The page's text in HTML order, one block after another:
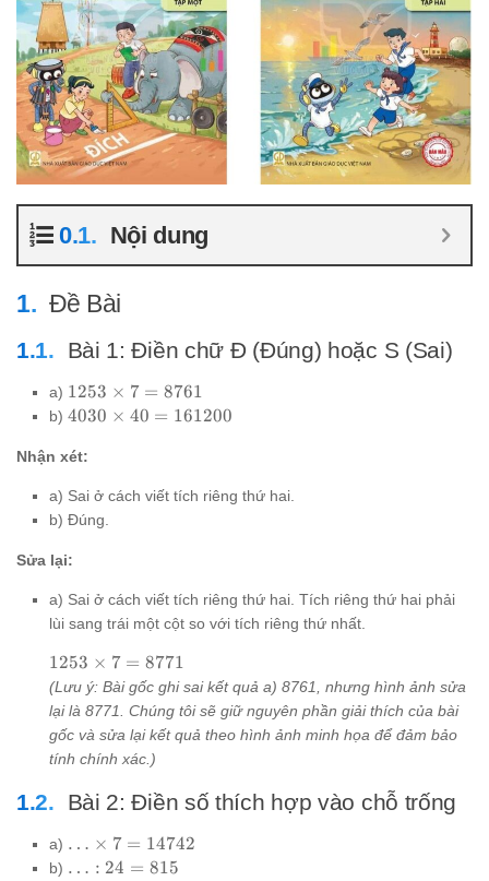
Nội dung
Đề Bài
Bài 1: Điền chữ Đ (Đúng) hoặc S (Sai)
a) 1253
\times
8761
1253 × 7 = 8761
b) 4030
40 =
4030 × 40 = 161200
Nhận xét:
a) Sai ở cách viết tích riêng thứ hai.
b) Đúng.
Sửa lại:
a) Sai ở cách viết tích riêng thứ hai. Tích riêng thứ hai phải
lùi sang trái một cột so với tích riêng thứ nhất.
1253
\times
7 =
8771
1253 × 7 = 8771
(Lưu ý: Bài gốc ghi sai kết quả a) 8761, nhưng hình ảnh sửa
lại là 8771. Chúng tôi sẽ giữ nguyên phần giải thích của bài
gốc và sửa lại kết quả theo hình ảnh minh họa để đảm bảo
tính chính xác.)
Bài 2: Điền số thích hợp vào chỗ trống
a) \ldots
\times
… × 7 = 14742
b) \ldots
… : 24 = 815